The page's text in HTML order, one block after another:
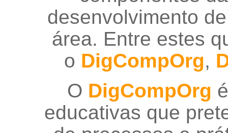
desenvolvimento
área. Entre estes
o DigCompOrg,
O DigCompOrg
educativas que